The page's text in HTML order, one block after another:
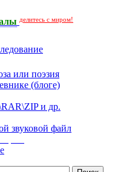
делитесь с миром!
или поэзия
(блоге)
и др.
звуковой файл